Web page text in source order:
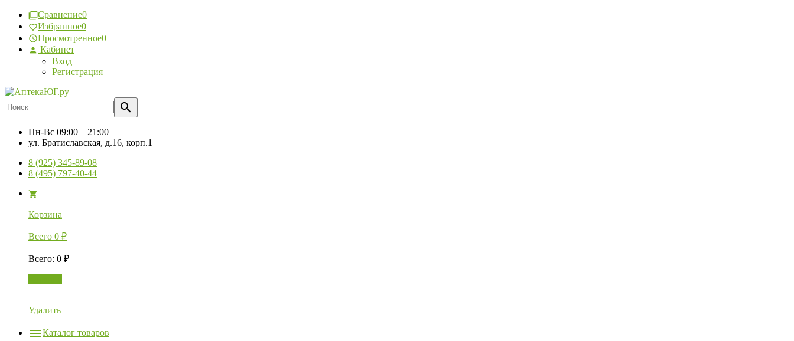
Сравнение0
Избранное0
Просмотренное0
Кабинет
Вход
Регистрация
Пн-Вс 09:00—21:00
ул. Братиславская, д.16, корп.1
8 (925) 345-89-08
8 (495) 797-40-44
Корзина
Всего 0 ₽
Всего: 0 ₽
Удалить
Каталог товаров